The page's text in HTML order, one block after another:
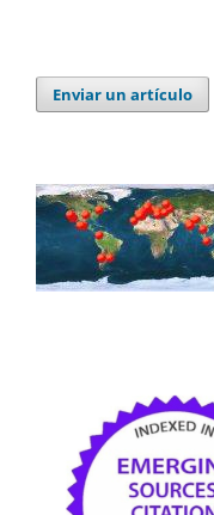
Enviar un artículo